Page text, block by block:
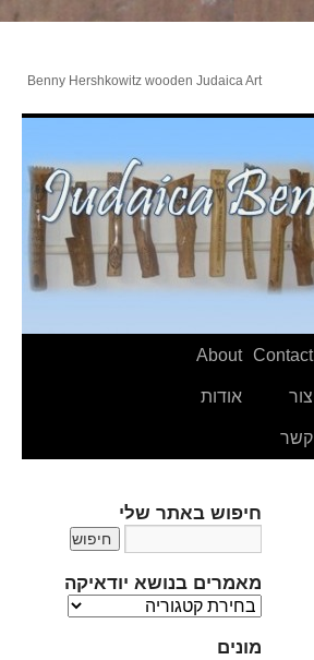
Benny Hershkowitz wooden Judaica Art
Contact
צור
קשר
About
אודות
חיפוש באתר שלי
מאמרים בנושא יודאיקה
מ
מ
מונים